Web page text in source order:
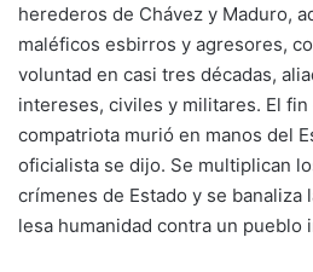
herederos de Chávez y Maduro,
maléficos esbirros y agresores,
voluntad en casi tres décadas,
intereses, civiles y militares. El
compatriota murió en manos del
oficialista se dijo. Se multiplican
crímenes de Estado y se banaliza
lesa humanidad contra un pueblo